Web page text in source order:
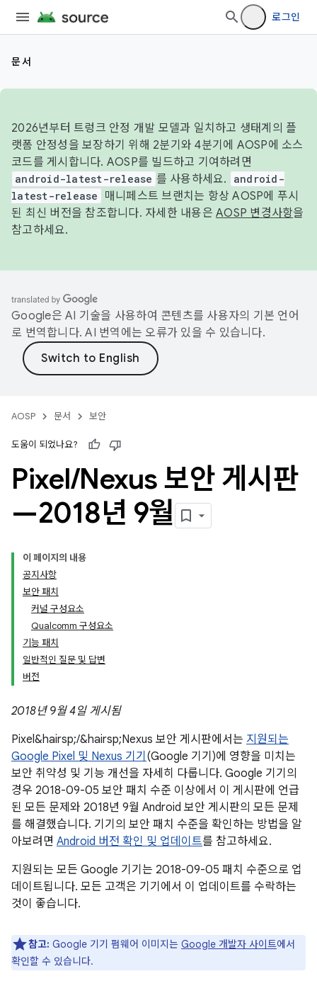
로그인
문서
2026년부터 트렁크 안정 개발 모델과 일치하고 생태계의 플
랫폼 안정성을 보장하기 위해 2분기와 4분기에 AOSP에 소스
코드를 게시합니다. AOSP를 빌드하고 기여하려면
android-latest-release 를 사용하세요.
android-
latest-release
매니페스트 브랜치는 항상 AOSP에 푸시
된 최신 버전을 참조합니다. 자세한 내용은 AOSP 변경사항을
참고하세요.
Google은 AI 기술을 사용하여 콘텐츠를 사용자의 기본 언어
로 번역합니다. AI 번역에는 오류가 있을 수 있습니다.
AOSP 문서 보안
도움이 되었나요?
Pixel/Nexus 보안 게시판
—2018년 9월
이 페이지의 내용
공지사항
보안 패치
커널 구성요소
Qualcomm 구성요소
기능 패치
일반적인 질문 및 답변
버전
2018년 9월 4일 게시됨
Pixel&hairsp;/&hairsp;Nexus 보안 게시판에서는 지원되는
Google Pixel 및 Nexus 기기 (Google 기기)에 영향을 미치는
보안 취약성 및 기능 개선을 자세히 다룹니다. Google 기기의
경우 2018-09-05 보안 패치 수준 이상에서 이 게시판에 언급
된 모든 문제와 2018년 9월 Android 보안 게시판의 모든 문제
를 해결했습니다. 기기의 보안 패치 수준을 확인하는 방법을 알
아보려면 Android 버전 확인 및 업데이트를 참고하세요.
지원되는 모든 Google 기기는 2018-09-05 패치 수준으로 업
데이트됩니다. 모든 고객은 기기에서 이 업데이트를 수락하는
것이 좋습니다.
참고: Google 기기 펌웨어 이미지는 Google 개발자 사이트에서
확인할 수 있습니다.